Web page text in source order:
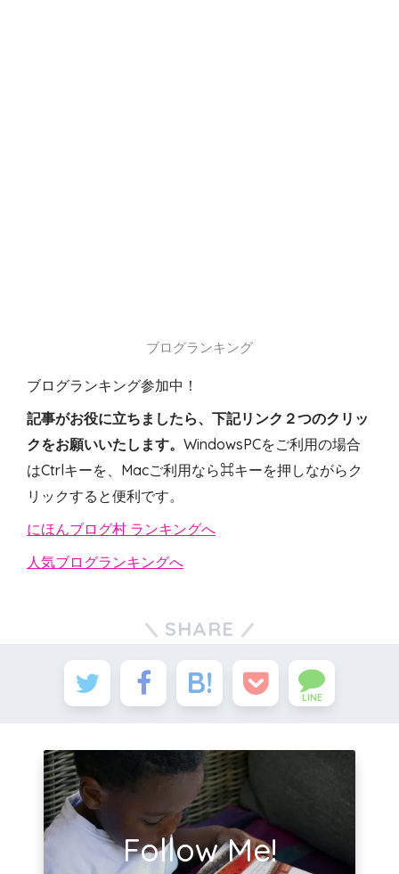
ブログランキング
ブログランキング参加中！
記事がお役に立ちましたら、下記リンク２つのクリッ
クをお願いいたします。 WindowsPCをご利用の場合
はCtrlキーを、Macご利用なら⌘キーを押しながらク
リックすると便利です。
にほんブログ村 ランキングへ
人気ブログランキングへ
SHARE
LINE
Follow Me!